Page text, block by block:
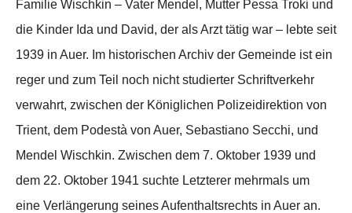
Familie Wischkin – Vater Mendel, Mutter Pessa Troki und
die Kinder Ida und David, der als Arzt tätig war – lebte seit
1939 in Auer. Im historischen Archiv der Gemeinde ist ein
reger und zum Teil noch nicht studierter Schriftverkehr
verwahrt, zwischen der Königlichen Polizeidirektion von
Trient, dem Podestà von Auer, Sebastiano Secchi, und
Mendel Wischkin. Zwischen dem 7. Oktober 1939 und
dem 22. Oktober 1941 suchte Letzterer mehrmals um
eine Verlängerung seines Aufenthaltsrechts in Auer an.